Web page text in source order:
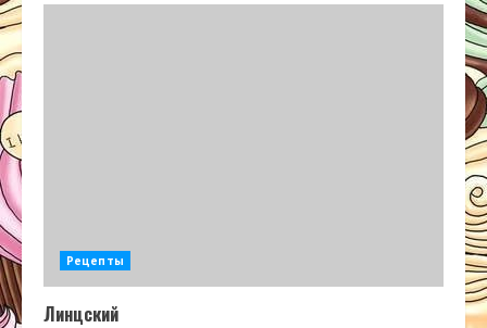
Рецепты
Линцский